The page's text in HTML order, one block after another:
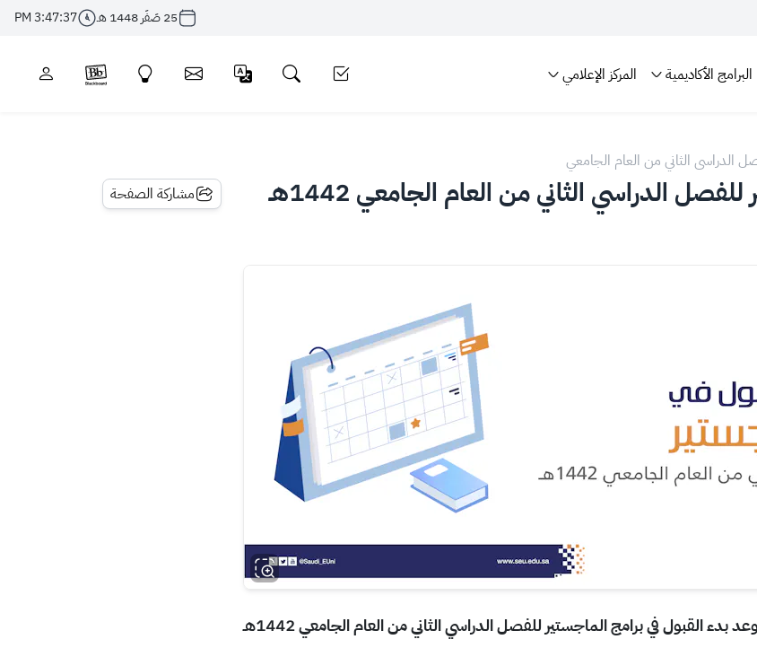
25 صَفَر 1448 هـ 3:47:37 PM
البرامج الأكاديمية المركز الإعلامي
الدراسي الثاني من العام الجامعي
الدراسي الثاني من العام الجامعي 1442هـ مشاركة الصفحة
القبول في برامج الماجستير للفصل الدراسي الثاني من العام الجامعي 1442هـ